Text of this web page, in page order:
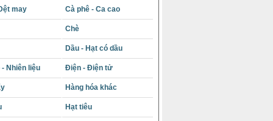
may Cà phê - Ca cao
Chè
Dầu - Hạt có dầu
- Nhiên liệu Điện - Điện tử
Hàng hóa khác
Hạt tiêu